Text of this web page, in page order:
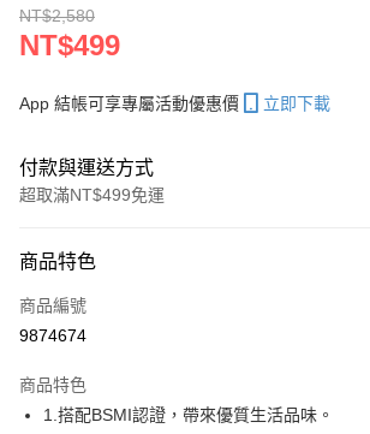
NT$2,580
NT$499
App 結帳可享專屬活動優惠價 立即下載
付款與運送方式
超取滿NT$499免運
信用卡一次付款
信用卡分期付款
合作金庫商業銀行
華南商業銀行
彰化商業銀行
超商取貨付款
商品特色
商品編號
9874674
商品特色
1.搭配BSMI認證，帶來優質生活品味。